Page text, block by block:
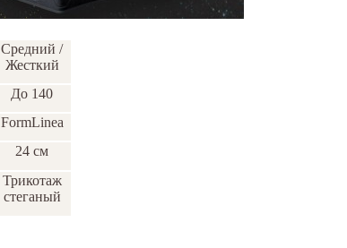
Средний /
Жесткий
До 140
FormLinea
24 см
Трикотаж
стеганый